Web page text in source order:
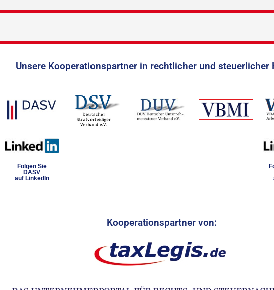
Unsere Kooperationspartner in rechtlicher und steuerlicher
Folgen Sie
DASV
auf LinkedIn
Kooperationspartner von: